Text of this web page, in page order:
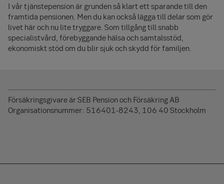
I vår tjänstepension är grunden så klart ett sparande till den
framtida pensionen. Men du kan också lägga till delar som gör
livet här och nu lite tryggare. Som tillgång till snabb
specialistvård, förebyggande hälsa och samtalsstöd,
ekonomiskt stöd om du blir sjuk och skydd för familjen.
Försäkringsgivare är SEB Pension och Försäkring AB
Organisationsnummer: 516401-8243, 106 40 Stockholm